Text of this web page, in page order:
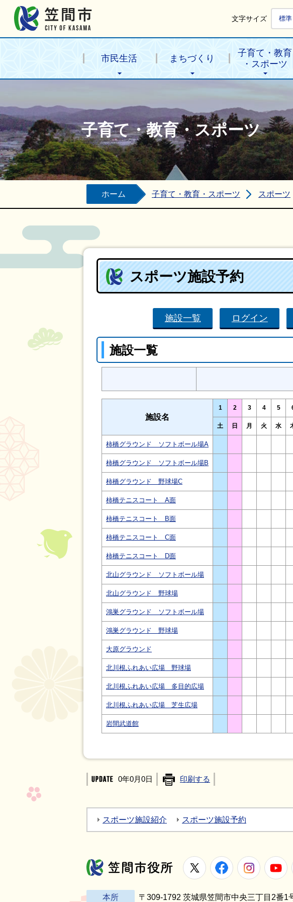
文字サイズ 標準
市民生活 まちづくり
子育て・教育
・スポーツ
子育て・教育・スポーツ
ホーム 子育て・教育・スポーツ スポーツ
スポーツ施設予約
施設一覧 ログイン
施設一覧
施設名
1 2 3 4 5
土 日 月 火 水
柿橋グラウンド ソフトボール場A
柿橋グラウンド ソフトボール場B
柿橋グラウンド 野球場C
柿橋テニスコート A面
柿橋テニスコート B面
柿橋テニスコート C面
柿橋テニスコート D面
北山グラウンド ソフトボール場
北山グラウンド 野球場
鴻巣グラウンド ソフトボール場
鴻巣グラウンド 野球場
大原グラウンド
北川根ふれあい広場 野球場
北川根ふれあい広場 多目的広場
北川根ふれあい広場 芝生広場
岩間武道館
0年0月0日 印刷する
スポーツ施設紹介 スポーツ施設予約
笠間市役所
X Facebook
本所 〒309-1792 茨城県笠間市中央三丁目2番1